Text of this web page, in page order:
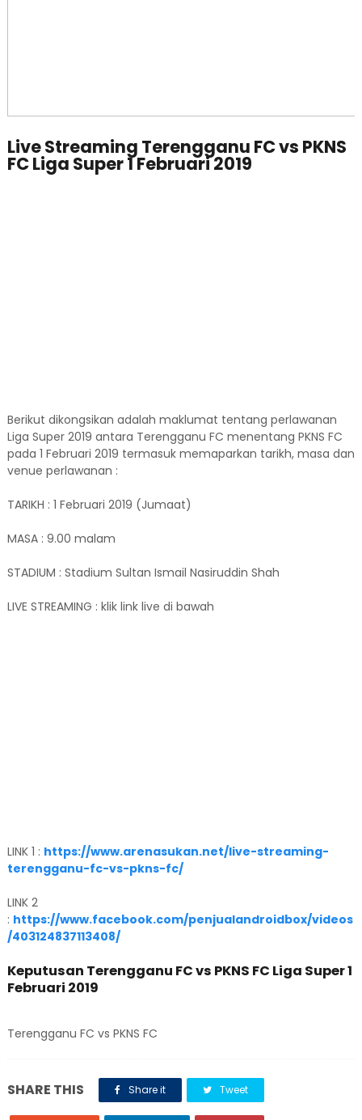
Live Streaming Terengganu FC vs PKNS
FC Liga Super 1 Februari 2019
Berikut dikongsikan adalah maklumat tentang perlawanan
Liga Super 2019 antara Terengganu FC menentang PKNS FC
pada 1 Februari 2019 termasuk memaparkan tarikh, masa dan
venue perlawanan :
TARIKH : 1 Februari 2019 (Jumaat)
MASA : 9.00 malam
STADIUM : Stadium Sultan Ismail Nasiruddin Shah
LIVE STREAMING : klik link live di bawah
LINK 1 : https://www.arenasukan.net/live-streaming-
terengganu-fc-vs-pkns-fc/
LINK 2
: https://www.facebook.com/penjualandroidbox/videos
/403124837113408/
Keputusan Terengganu FC vs PKNS FC Liga Super 1
Februari 2019
Terengganu FC vs PKNS FC
SHARE THIS Share it Tweet